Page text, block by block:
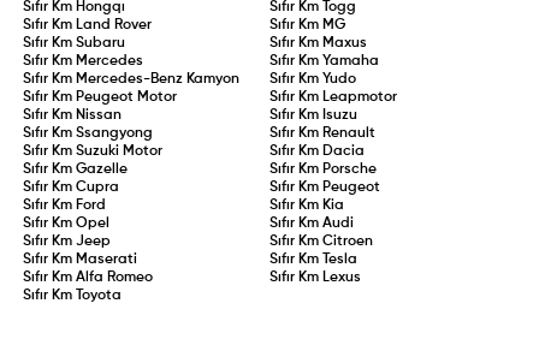
Sıfır Km Hongqı Sıfır Km
Togg
Sıfır Km Land Rover Sıfır Km MG
Sıfır KmSubaru Sıfır Km Maxus
Sıfır Km Mercedes Sıfır Km Yamaha
Sıfır Km Mercedes-Benz Kamyon Sıfır Km Yudo
Sıfır Km Peugeot Motor Sıfır Km Leapmotor
Sıfır Km Nissan Sıfır Km Isuzu
Sıfır KmSsangyong Sıfır Km Renault
Sıfır KmSuzuki Motor Sıfır Km Dacia
Sıfır KmGazelle Sıfır Km Porsche
Sıfır KmCupra Sıfır Km Peugeot
Sıfır Km Ford Sıfır Km Kia
Sıfır KmOpel Sıfır Km Audi
Sıfır KmJeep Sıfır Km Citroen
Sıfır Km Maserati Sıfır Km
Tesla
Sıfır KmAlfa Romeo Sıfır Km Lexus
Sıfır Km
Toyota